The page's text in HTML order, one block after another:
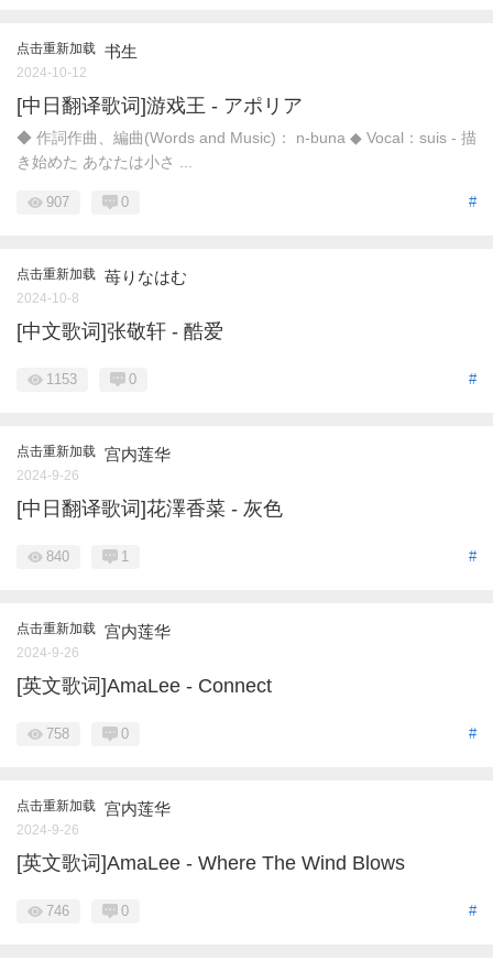
点击重新加载 书生
2024-10-12
[中日翻译歌词]游戏王 - アポリア
◆ 作詞作曲、編曲(Words and Music)： n-buna ◆ Vocal：suis - 描
き始めた あなたは小さ ...
#
907 0
点击重新加载 苺りなはむ
2024-10-8
[中文歌词]张敬轩 - 酷爱
#
1153 0
点击重新加载 宫内莲华
2024-9-26
[中日翻译歌词]花澤香菜 - 灰色
#
840 1
点击重新加载 宫内莲华
2024-9-26
[英文歌词]AmaLee - Connect
#
758 0
点击重新加载 宫内莲华
2024-9-26
[英文歌词]AmaLee - Where The Wind Blows
#
746 0